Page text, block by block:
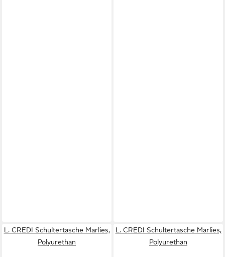
L. CREDI Schultertasche Marlies,
Polyurethan
L. CREDI Schultertasche Marlies,
Polyurethan